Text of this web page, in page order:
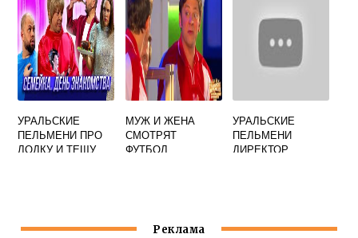
УРАЛЬСКИЕ
ПЕЛЬМЕНИ ПРО
ЛОДКУ И ТЕЩУ
МУЖ И ЖЕНА
СМОТРЯТ
ФУТБОЛ
УРАЛЬСКИЕ
ПЕЛЬМЕНИ
ДИРЕКТОР
Реклама